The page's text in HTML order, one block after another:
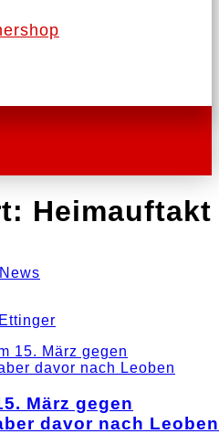
Heimauftakt
März gegen
davor nach Leoben